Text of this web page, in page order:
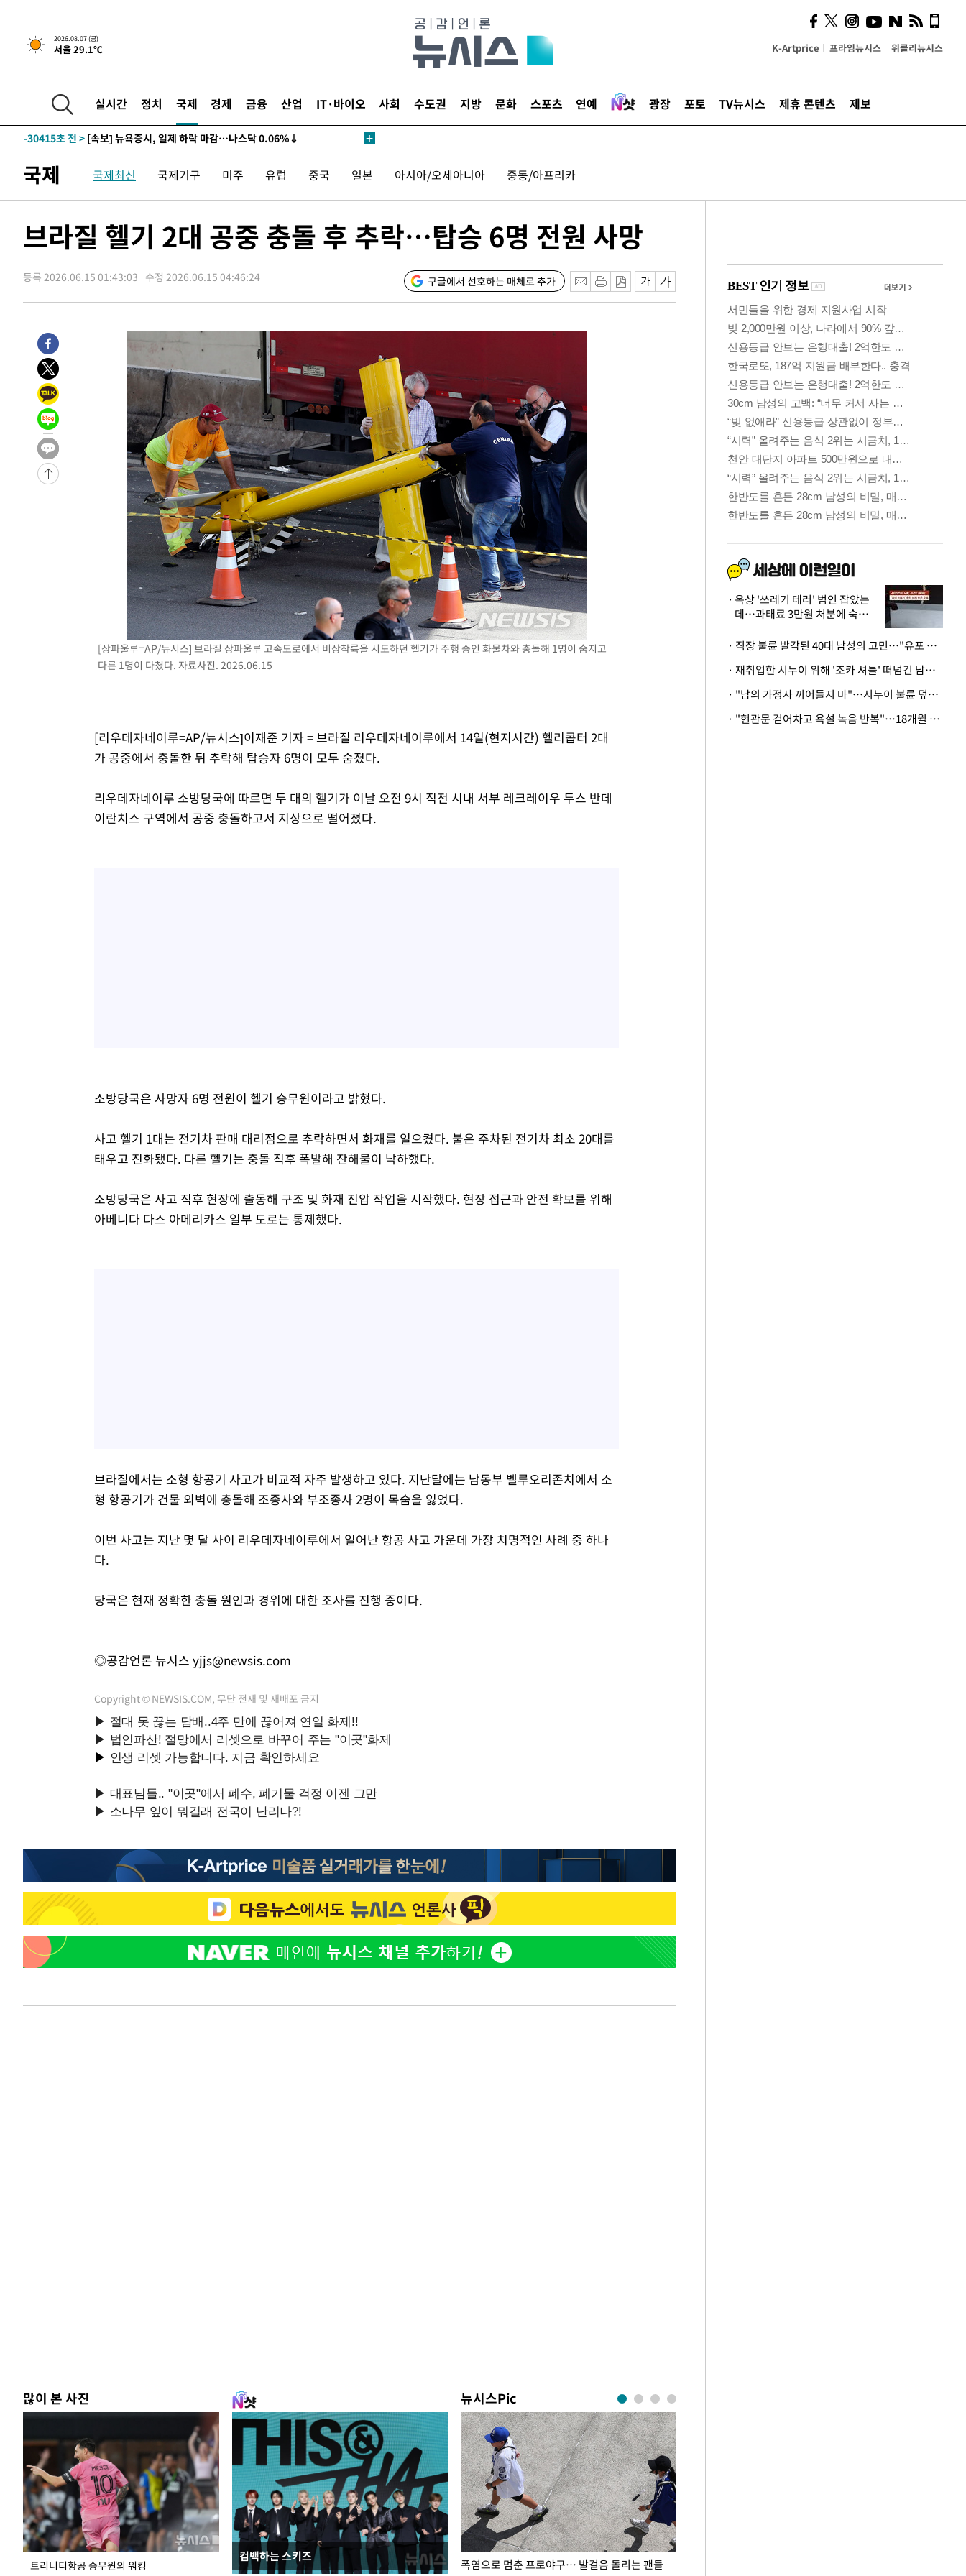
2026.08.07 (금)
서울 29.1℃ K-Artprice 프라임뉴시스 위클리뉴시스
실시간 정치 국제 경제 금융 산업 IT·바이오 사회 수도권 지방 문화 스포츠 연예 광장 포토 TV뉴시스 제휴 콘텐츠 제보
-30415초 전 > [속보] 뉴욕증시, 일제 하락 마감…나스닥 0.06%↓
국제 국제최신 국제기구 미주 유럽 중국 일본 아시아/오세아니아 중동/아프리카
브라질 헬기 2대 공중 충돌 후 추락…탑승 6명 전원 사망
등록 2026.06.15 01:43:03 수정 2026.06.15 04:46:24 구글에서 선호하는 매체로 추가
[상파울루=AP/뉴시스] 브라질 상파울루 고속도로에서 비상착륙을 시도하던 헬기가 주행 중인 화물차와 충돌해 1명이 숨지고
다른 1명이 다쳤다. 자료사진. 2026.06.15
[리우데자네이루=AP/뉴시스]이재준 기자 = 브라질 리우데자네이루에서 14일(현지시간) 헬리콥터 2대
가 공중에서 충돌한 뒤 추락해 탑승자 6명이 모두 숨졌다.
리우데자네이루 소방당국에 따르면 두 대의 헬기가 이날 오전 9시 직전 시내 서부 레크레이우 두스 반데
이란치스 구역에서 공중 충돌하고서 지상으로 떨어졌다.
소방당국은 사망자 6명 전원이 헬기 승무원이라고 밝혔다.
사고 헬기 1대는 전기차 판매 대리점으로 추락하면서 화재를 일으켰다. 불은 주차된 전기차 최소 20대를
태우고 진화됐다. 다른 헬기는 충돌 직후 폭발해 잔해물이 낙하했다.
소방당국은 사고 직후 현장에 출동해 구조 및 화재 진압 작업을 시작했다. 현장 접근과 안전 확보를 위해
아베니다 다스 아메리카스 일부 도로는 통제했다.
브라질에서는 소형 항공기 사고가 비교적 자주 발생하고 있다. 지난달에는 남동부 벨루오리존치에서 소
형 항공기가 건물 외벽에 충돌해 조종사와 부조종사 2명이 목숨을 잃었다.
이번 사고는 지난 몇 달 사이 리우데자네이루에서 일어난 항공 사고 가운데 가장 치명적인 사례 중 하나
다.
당국은 현재 정확한 충돌 원인과 경위에 대한 조사를 진행 중이다.
◎공감언론 뉴시스 yjjs@newsis.com
Copyright © NEWSIS.COM, 무단 전재 및 재배포 금지
많이 본 사진
트리니티항공 승무원의 워킹
컴백하는 스키즈
뉴시스Pic
입추 하루 앞둔 전남광주… 열화상 카메라에 담긴 폭염으로 멈춘 프로야구… 발걸음 돌리는 팬들
의견, 국토부·LH에 충실히
전달할 것"
옥상 '쓰레기 테러' 범인 잡았는
데…과태료 3만원 처분에 숙박업
· 직장 불륜 발각된 40대 남성의 고민…"유포 동료 명예훼손·협박죄 고소 가능할까"
· 재취업한 시누이 위해 '조카 셔틀' 떠넘긴 남편…아내 "난 못한다"
· "남의 가정사 끼어들지 마"…시누이 불륜 덮으려는 남편에 억울한 아내
· "현관문 걷어차고 욕설 녹음 반복"…18개월 아기 키우는 집 뒤흔든 '앞집의 비극'